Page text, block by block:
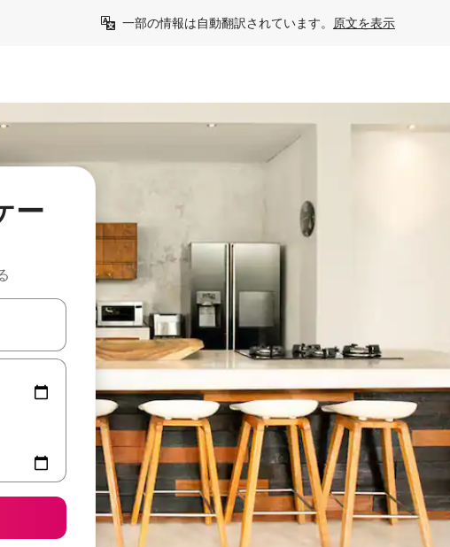
一部の情報は自動翻訳されています。 原文を表示
ー
使って移動するか、画面をタッチまたはスワイプして検索結果を確認すること